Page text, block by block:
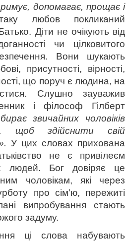
допомагає, прощає і
любов покликаний
Діти не очікують від
чи цілковитого
Вони шукають
присутності, вірності,
що поруч є людина, на
Слушно зауважив
і філософ Гілберт
звичайних чоловіків
щоб здійснити свій
У цих словах прихована
не є привілеєм
людей. Бог довіряє це
чоловікам, які через
про сім’ю, пережиті
випробування стають
задуму.
ці слова набувають